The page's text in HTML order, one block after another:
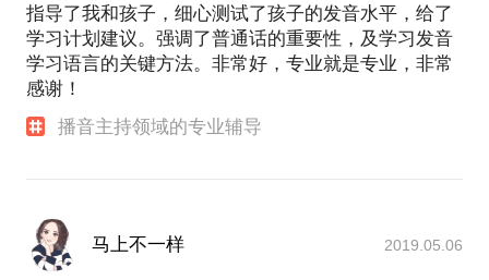
指导了我和孩子，细心测试了孩子的发音水平，给了
学习计划建议。强调了普通话的重要性，及学习发音
学习语言的关键方法。非常好，专业就是专业，非常
感谢！
播音主持领域的专业辅导
马上不一样 2019.05.06